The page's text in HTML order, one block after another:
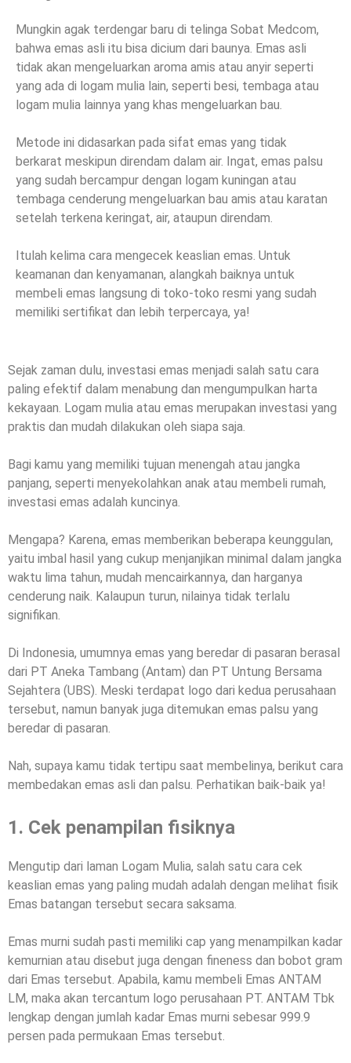
Mungkin agak terdengar baru di telinga Sobat Medcom,
bahwa emas asli itu bisa dicium dari baunya. Emas asli
tidak akan mengeluarkan aroma amis atau anyir seperti
yang ada di logam mulia lain, seperti besi, tembaga atau
logam mulia lainnya yang khas mengeluarkan bau.
Metode ini didasarkan pada sifat emas yang tidak
berkarat meskipun direndam dalam air. Ingat, emas palsu
yang sudah bercampur dengan logam kuningan atau
tembaga cenderung mengeluarkan bau amis atau karatan
setelah terkena keringat, air, ataupun direndam.
Itulah kelima cara mengecek keaslian emas. Untuk
keamanan dan kenyamanan, alangkah baiknya untuk
membeli emas langsung di toko-toko resmi yang sudah
memiliki sertifikat dan lebih terpercaya, ya!
Sejak zaman dulu, investasi emas menjadi salah satu cara
paling efektif dalam menabung dan mengumpulkan harta
kekayaan. Logam mulia atau emas merupakan investasi yang
praktis dan mudah dilakukan oleh siapa saja.
Bagi kamu yang memiliki tujuan menengah atau jangka
panjang, seperti menyekolahkan anak atau membeli rumah,
investasi emas adalah kuncinya.
Mengapa? Karena, emas memberikan beberapa keunggulan,
yaitu imbal hasil yang cukup menjanjikan minimal dalam jangka
waktu lima tahun, mudah mencairkannya, dan harganya
cenderung naik. Kalaupun turun, nilainya tidak terlalu
signifikan.
Di Indonesia, umumnya emas yang beredar di pasaran berasal
dari PT Aneka Tambang (Antam) dan PT Untung Bersama
Sejahtera (UBS). Meski terdapat logo dari kedua perusahaan
tersebut, namun banyak juga ditemukan emas palsu yang
beredar di pasaran.
Nah, supaya kamu tidak tertipu saat membelinya, berikut cara
membedakan emas asli dan palsu. Perhatikan baik-baik ya!
1. Cek penampilan fisiknya
Mengutip dari laman Logam Mulia, salah satu cara cek
keaslian emas yang paling mudah adalah dengan melihat fisik
Emas batangan tersebut secara saksama.
Emas murni sudah pasti memiliki cap yang menampilkan kadar
kemurnian atau disebut juga dengan fineness dan bobot gram
dari Emas tersebut. Apabila, kamu membeli Emas ANTAM
LM, maka akan tercantum logo perusahaan PT. ANTAM Tbk
lengkap dengan jumlah kadar Emas murni sebesar 999.9
persen pada permukaan Emas tersebut.